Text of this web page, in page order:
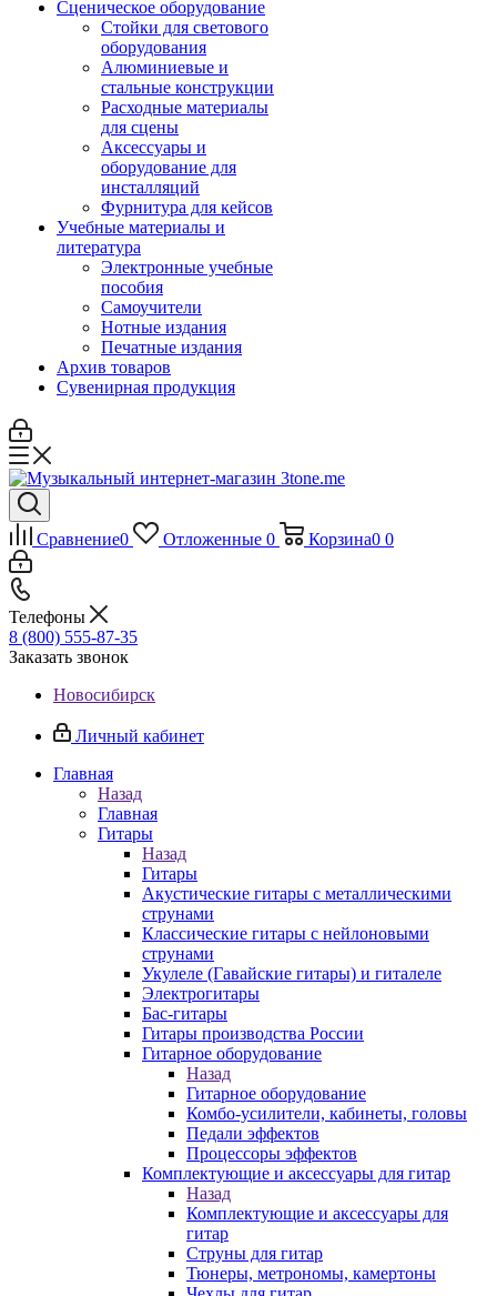
Сценическое оборудование
Стойки для светового
оборудования
Алюминиевые и
стальные конструкции
Расходные материалы
для сцены
Аксессуары и
оборудование для
инсталляций
Фурнитура для кейсов
Учебные материалы и
литература
Электронные учебные
пособия
Самоучители
Нотные издания
Печатные издания
Архив товаров
Сувенирная продукция
Сравнение0 Отложенные 0 Корзина0 0
Телефоны
8 (800) 555-87-35
Заказать звонок
Новосибирск
Личный кабинет
Главная
Назад
Главная
Гитары
Назад
Гитары
Акустические гитары с металлическими
струнами
Классические гитары с нейлоновыми
струнами
Укулеле (Гавайские гитары) и гиталеле
Электрогитары
Бас-гитары
Гитары производства России
Гитарное оборудование
Назад
Гитарное оборудование
Комбо-усилители, кабинеты, головы
Педали эффектов
Процессоры эффектов
Комплектующие и аксессуары для гитар
Назад
Комплектующие и аксессуары для
гитар
Струны для гитар
Тюнеры, метрономы, камертоны